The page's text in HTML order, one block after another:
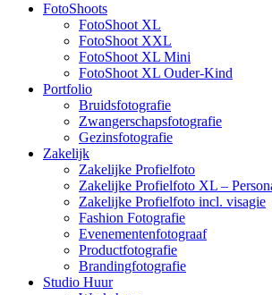
FotoShoots
FotoShoot XL
FotoShoot XXL
FotoShoot XL Mini
FotoShoot XL Ouder-Kind
Portfolio
Bruidsfotografie
Zwangerschapsfotografie
Gezinsfotografie
Zakelijk
Zakelijke Profielfoto
Zakelijke Profielfoto XL –
Zakelijke Profielfoto incl. visagie
Fashion Fotografie
Evenementenfotograaf
Productfotografie
Brandingfotografie
Studio Huur